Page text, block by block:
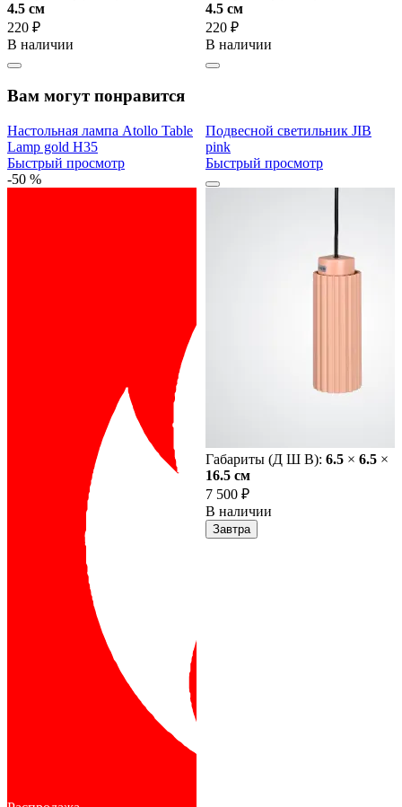
4.5 cм
220 ₽
В наличии
4.5 cм
220 ₽
В наличии
Вам могут понравится
Настольная лампа Atollo Table
Lamp gold H35
Быстрый просмотр
-50 %
Подвесной светильник JIB
pink
Быстрый просмотр
Габариты (Д Ш В): 6.5 × 6.5 ×
16.5 cм
7 500 ₽
В наличии
Завтра